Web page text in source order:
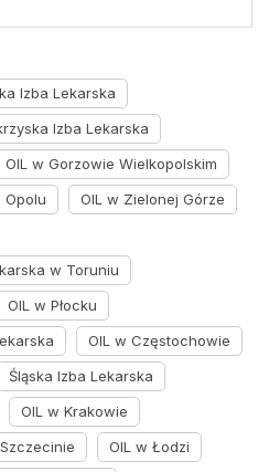
Izba Lekarska
Izba Lekarska
OIL w Gorzowie Wielkopolskim
Opolu
OIL w Zielonej Górze
w Toruniu
OIL w Płocku
OIL w Częstochowie
Śląska Izba Lekarska
OIL w Krakowie
OIL w Łodzi